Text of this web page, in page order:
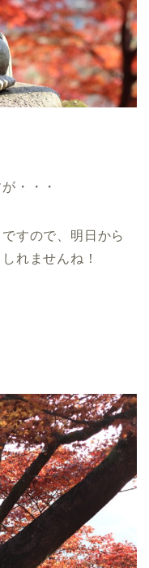
・・・
すので、明日から
れませんね！